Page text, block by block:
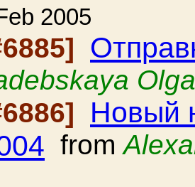
2005
Olga
Новый
from